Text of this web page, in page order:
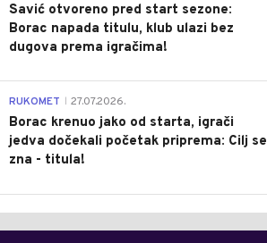
Savić otvoreno pred start sezone:
Borac napada titulu, klub ulazi bez
dugova prema igračima!
RUKOMET 27.07.2026.
Borac krenuo jako od starta, igrači
jedva dočekali početak priprema: Cilj se
zna - titula!